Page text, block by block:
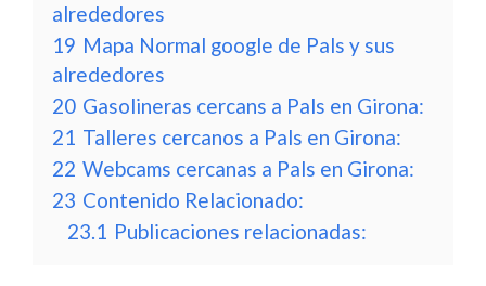
alrededores
19 Mapa Normal google de Pals y sus
alrededores
20 Gasolineras cercans a Pals en Girona:
21 Talleres cercanos a Pals en Girona:
22 Webcams cercanas a Pals en Girona:
23 Contenido Relacionado:
23.1 Publicaciones relacionadas: